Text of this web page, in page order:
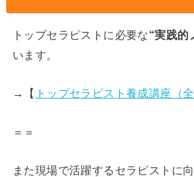
トップセラピストに必要な“実践的
います。
→【 トップセラピスト養成講座（全
＝＝
また現場で活躍するセラピストに